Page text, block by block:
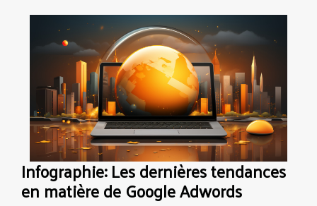
Infographie: Les dernières tendances
en matière de Google Adwords